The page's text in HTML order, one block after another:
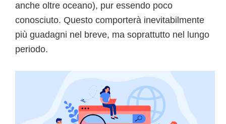
anche oltre oceano), pur essendo poco
conosciuto. Questo comporterà inevitabilmente
più guadagni nel breve, ma soprattutto nel lungo
periodo.